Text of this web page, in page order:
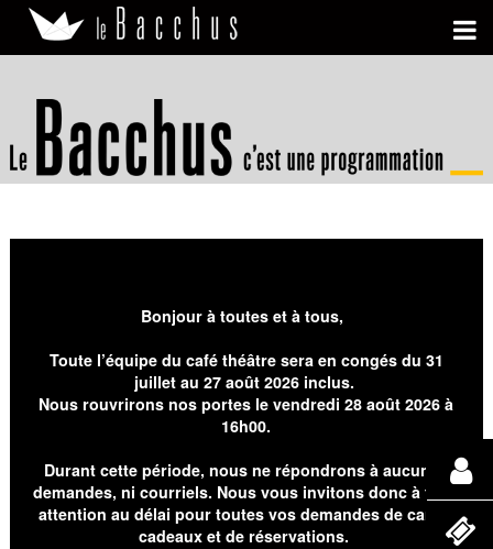
Bonjour à toutes et à tous,
Toute l’équipe du café théâtre sera en congés du 31
juillet au 27 août 2026 inclus.
Nous rouvrirons nos portes le vendredi 28 août 2026 à
16h00.
Durant cette période, nous ne répondrons à aucunes
demandes, ni courriels. Nous vous invitons donc à faire
attention au délai pour toutes vos demandes de cartes
cadeaux et de réservations.